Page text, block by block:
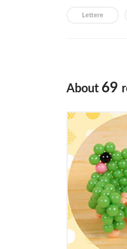
Lettere
About 69